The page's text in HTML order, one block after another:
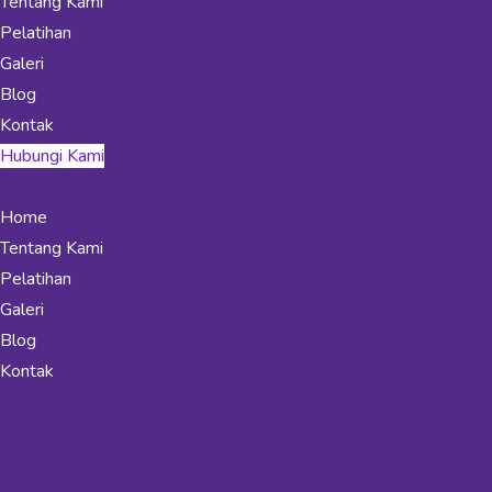
Pelatihan
Galeri
Blog
Kontak
Hubungi Kami
Home
Tentang Kami
Pelatihan
Galeri
Blog
Kontak